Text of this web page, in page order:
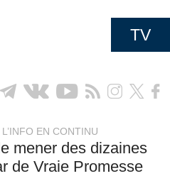
TV
L’INFO EN CONTINU
mener des dizaines
de Vraie Promesse